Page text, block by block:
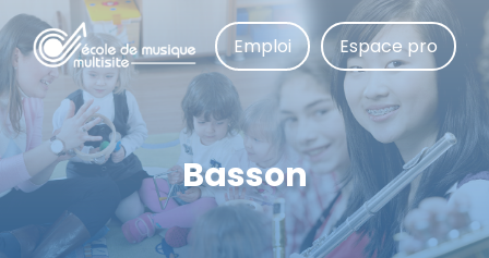
Aller
au
contenu
principal
Emploi Espace pro
Basson